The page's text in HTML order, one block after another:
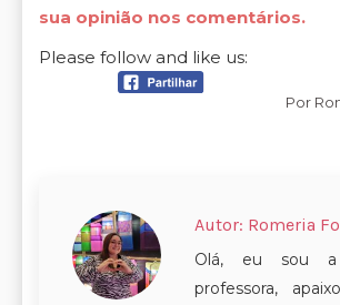
sua opinião nos comentários.
Please follow and like us:
Por
Autor: Romeria
Olá, eu sou a
professora,